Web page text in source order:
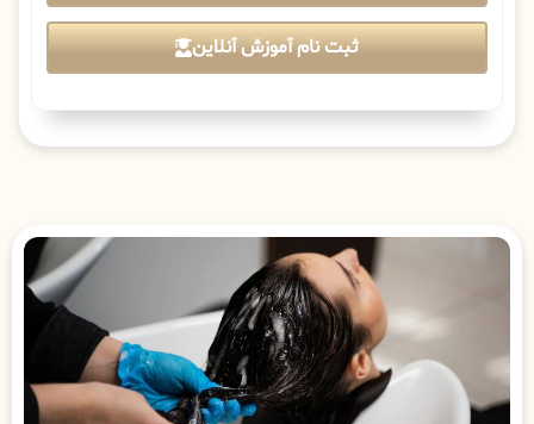
ثبت نام آموزش آنلاین